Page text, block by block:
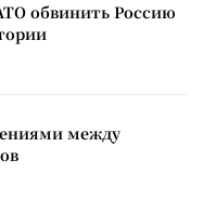
обвинить Россию
между